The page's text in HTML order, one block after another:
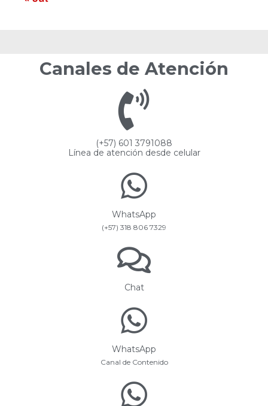
Canales de Atención
(+57) 601 3791088
Línea de atención desde celular
WhatsApp
(+57) 318 806 7329
Chat
WhatsApp
Canal de Contenido